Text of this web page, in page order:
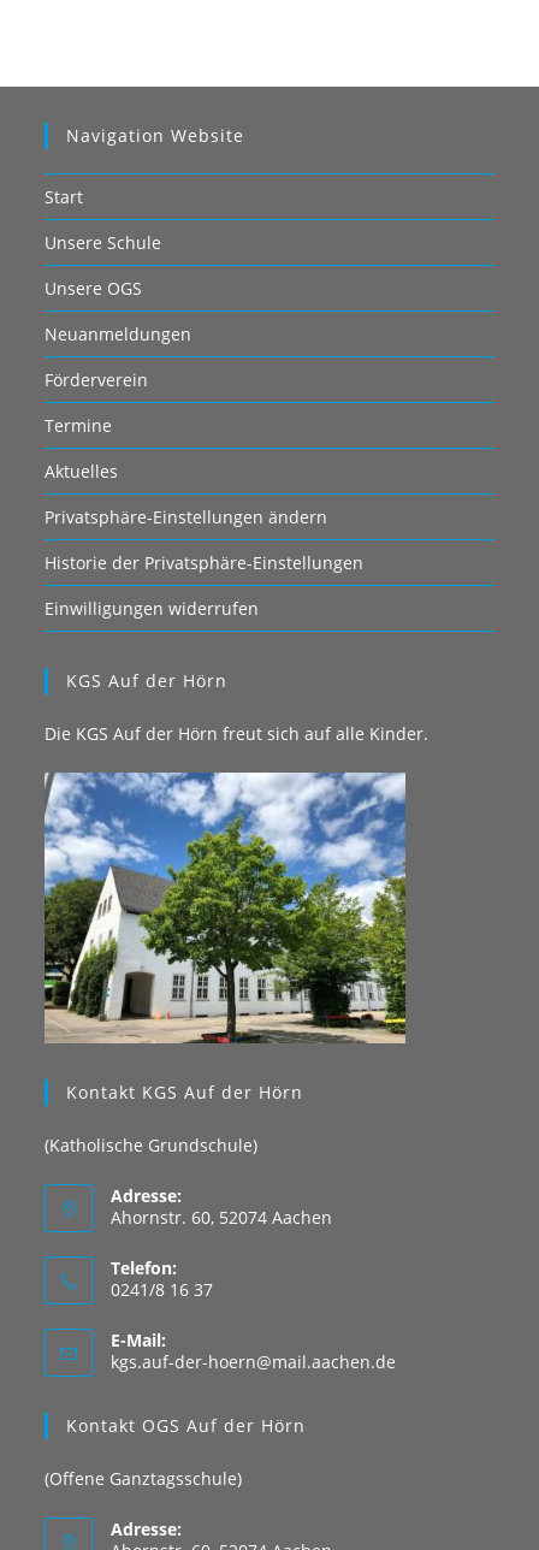
Navigation Website
Start
Unsere Schule
Unsere OGS
Neuanmeldungen
Förderverein
Termine
Aktuelles
Privatsphäre-Einstellungen ändern
Historie der Privatsphäre-Einstellungen
Einwilligungen widerrufen
KGS Auf der Hörn
Die KGS Auf der Hörn freut sich auf alle Kinder.
Kontakt KGS Auf der Hörn
(Katholische Grundschule)
Adresse:
Ahornstr. 60, 52074 Aachen
Telefon:
0241/8 16 37
E-Mail:
kgs.auf-der-hoern@mail.aachen.de
Kontakt OGS Auf der Hörn
(Offene Ganztagsschule)
Adresse: